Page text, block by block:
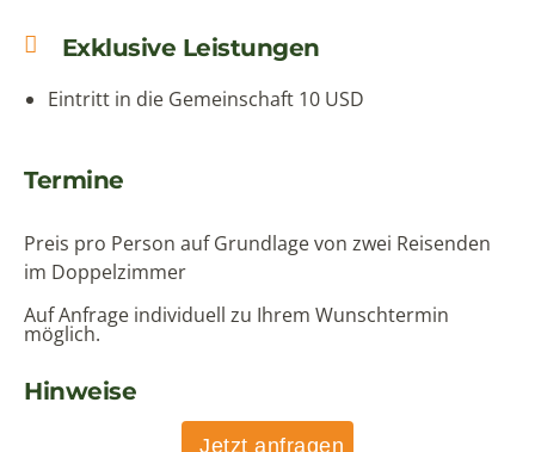
Exklusive Leistungen
Eintritt in die Gemeinschaft 10 USD
Termine
Preis pro Person auf Grundlage von zwei Reisenden
im Doppelzimmer
Auf Anfrage individuell zu Ihrem Wunschtermin
möglich.
Hinweise
Jetzt anfragen